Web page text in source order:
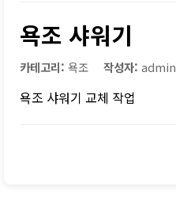
욕조 샤워기
카테고리: 욕조 작성자: admin
욕조 샤워기 교체 작업